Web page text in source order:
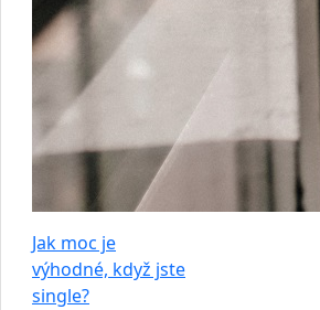
Jak moc je
výhodné, když jste
single?